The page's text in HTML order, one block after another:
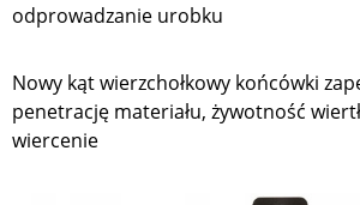
odprowadzanie urobku
Nowy kąt wierzchołkowy końcówki
penetrację materiału, żywotność
wiercenie